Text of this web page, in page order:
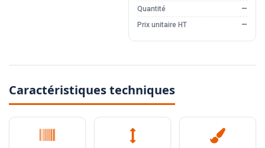
Quantité
—
Prix unitaire HT
—
Caractéristiques techniques